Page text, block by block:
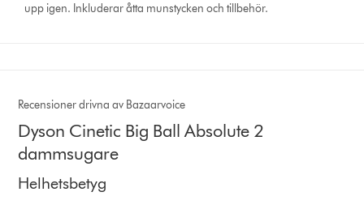
upp igen. Inkluderar åtta munstycken och tillbehör.
Recensioner drivna av Bazaarvoice
Dyson Cinetic Big Ball Absolute 2
dammsugare
Helhetsbetyg